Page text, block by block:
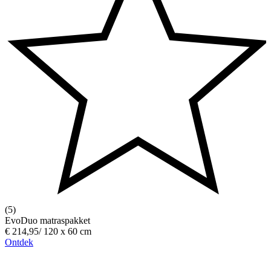
(5)
EvoDuo matraspakket
€ 214,95/ 120 x 60 cm
Ontdek